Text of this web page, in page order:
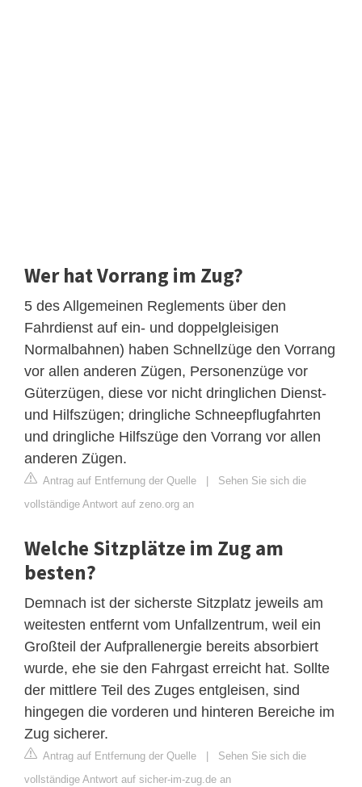
Wer hat Vorrang im Zug?
5 des Allgemeinen Reglements über den
Fahrdienst auf ein- und doppelgleisigen
Normalbahnen) haben Schnellzüge den Vorrang
vor allen anderen Zügen, Personenzüge vor
Güterzügen, diese vor nicht dringlichen Dienst-
und Hilfszügen; dringliche Schneepflugfahrten
und dringliche Hilfszüge den Vorrang vor allen
anderen Zügen.
Antrag auf Entfernung der Quelle
Sehen Sie sich die
vollständige Antwort auf zeno.org an
Welche Sitzplätze im Zug am
besten?
Demnach ist der sicherste Sitzplatz jeweils am
weitesten entfernt vom Unfallzentrum, weil ein
Großteil der Aufprallenergie bereits absorbiert
wurde, ehe sie den Fahrgast erreicht hat. Sollte
der mittlere Teil des Zuges entgleisen, sind
hingegen die vorderen und hinteren Bereiche im
Zug sicherer.
Antrag auf Entfernung der Quelle
Sehen Sie sich die
vollständige Antwort auf sicher-im-zug.de an